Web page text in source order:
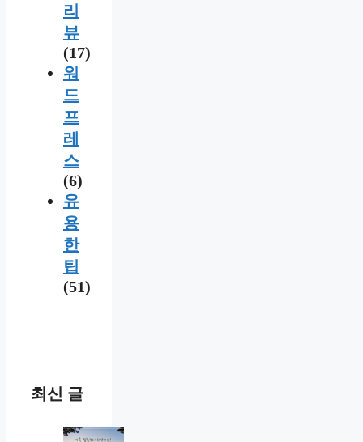
리
뷰
(17)
워
드
프
레
스
(6)
유
용
한
팁
(51)
최신 글